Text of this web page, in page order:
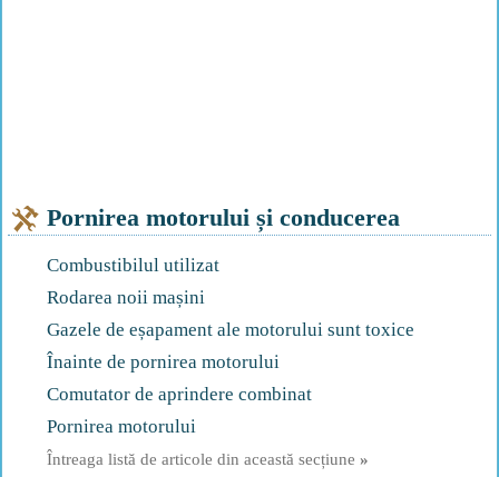
Pornirea motorului și conducerea
Combustibilul utilizat
Rodarea noii mașini
Gazele de eșapament ale motorului sunt toxice
Înainte de pornirea motorului
Comutator de aprindere combinat
Pornirea motorului
Întreaga listă de articole din această secțiune »